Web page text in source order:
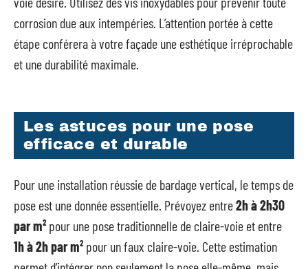
corrosion due aux intempéries. L’attention portée à cette
étape conférera à votre façade une esthétique irréprochable
et une durabilité maximale.
Les astuces pour une pose
efficace et durable
Pour une installation réussie de bardage vertical, le temps de
pose est une donnée essentielle. Prévoyez entre2h à 2h30
par m²pour une pose traditionnelle de claire-voie et entre
1h à 2h par m²pour un faux claire-voie. Cette estimation